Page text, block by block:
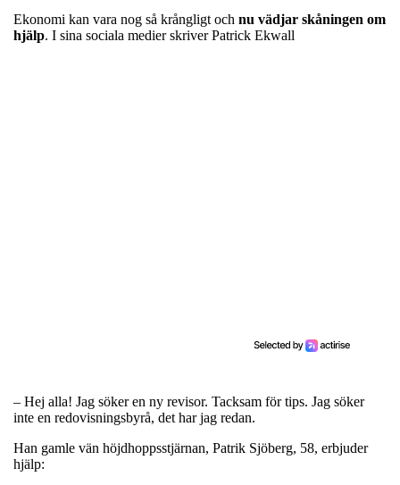
Ekonomi kan vara nog så krångligt och nu vädjar skåningen om
hjälp. I sina sociala medier skriver Patrick Ekwall
– Hej alla! Jag söker en ny revisor. Tacksam för tips. Jag söker
inte en redovisningsbyrå, det har jag redan.
Han gamle vän höjdhoppsstjärnan, Patrik Sjöberg, 58, erbjuder
hjälp: